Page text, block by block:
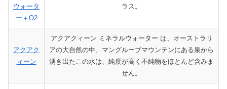
ウォータ
ー＋O2
ラス。
アクアク
ィーン
アクアクィーン ミネラルウォーター は、オーストラリ
アの大自然の中、マングルーブマウンテンにある泉から
湧き出たこの水は、純度が高く不純物をほとんど含みま
せん。